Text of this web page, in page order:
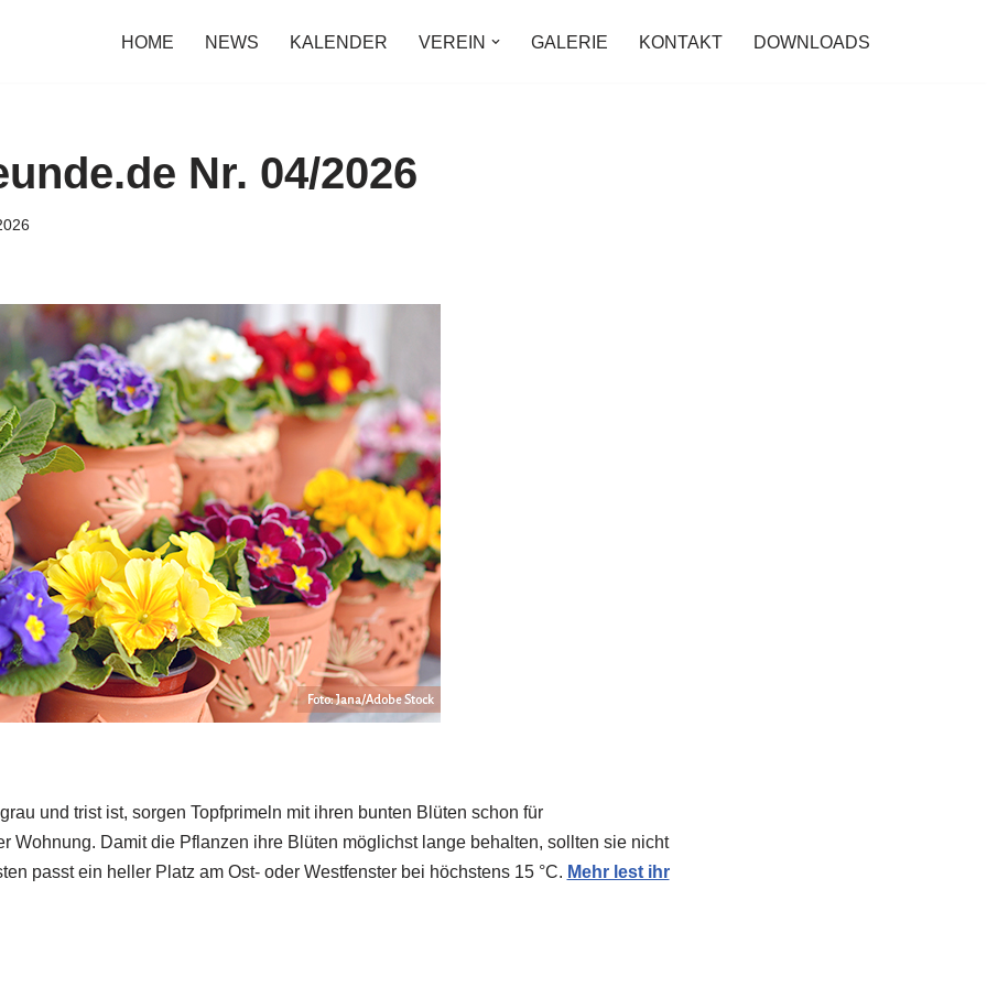
HOME NEWS KALENDER VEREIN GALERIE KONTAKT DOWNLOADS
Nr. 04/2026
und trist ist, sorgen Topfprimeln mit ihren bunten Blüten schon für
Wohnung. Damit die Pflanzen ihre Blüten möglichst lange behalten, sollten sie nicht
passt ein heller Platz am Ost- oder Westfenster bei höchstens 15 °C. Mehr lest ihr